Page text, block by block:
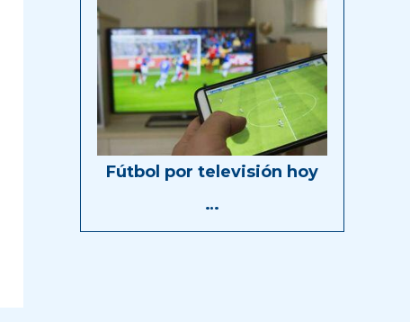
Fútbol por televisión hoy
…